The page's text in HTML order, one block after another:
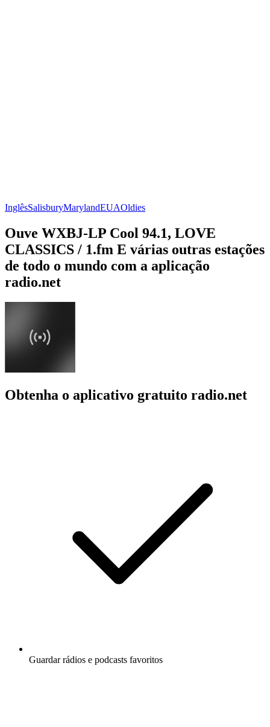
InglêsSalisburyMarylandEUAOldies
Ouve WXBJ-LP Cool 94.1, LOVE
CLASSICS / 1.fm E várias outras estações
de todo o mundo com a aplicação
radio.net
Obtenha o aplicativo gratuito radio.net
Guardar rádios e podcasts favoritos